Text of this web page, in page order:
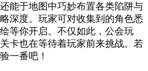
能于地图中巧妙布置各类陷阱与
深度。玩家可对收集到的角色悉
等你开启。不仅如此，公会玩
卡也在等待着玩家前来挑战。若
一番吧！